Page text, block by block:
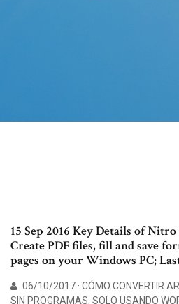
15 Sep 2016 Key Details of
Create PDF files, fill and save
pages on your Windows PC;
06/10/2017 · CÓMO CONVERTIR
SIN PROGRAMAS, SOLO USANDO